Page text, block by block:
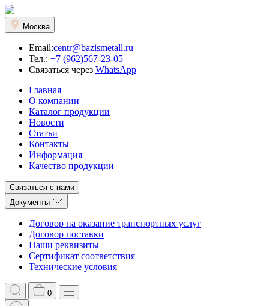
Москва
Email:centr@bazismetall.ru
Тел.: +7 (962)567-23-05
Связаться через WhatsApp
Главная
О компании
Каталог продукции
Новости
Статьи
Контакты
Информация
Качество продукции
Связаться с нами
Документы
Договор на оказание транспортных услуг
Договор поставки
Наши реквизиты
Сертификат соответствия
Технические условия
0